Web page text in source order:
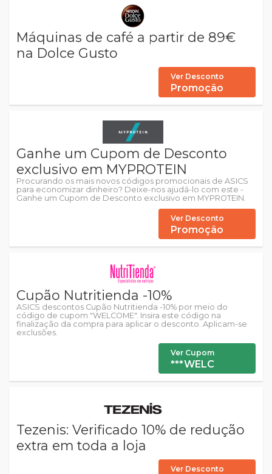
Máquinas de café a partir de 89€
na Dolce Gusto
Ver Desconto
Promoção
Ganhe um Cupom de Desconto
exclusivo em MYPROTEIN
Procurando os mais novos códigos promocionais de ASICS
para economizar dinheiro? Deixe-nos ajudá-lo com este -
Ganhe um Cupom de Desconto exclusivo em MYPROTEIN.
Ver Desconto
Promoção
Cupão Nutritienda -10%
ASICS descontos Cupão Nutritienda -10% por meio do
código de cupom "WELCOME". Insira este código na
finalização da compra para aplicar o desconto. Aplicam-se
exclusões.
Ver Cupom
***WELC
Tezenis: Verificado 10% de redução
extra em toda a loja
Ver Desconto